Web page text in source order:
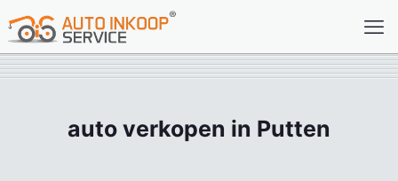
auto verkopen in Putten